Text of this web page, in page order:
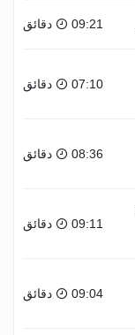
09:21 دقائق
07:10 دقائق
08:36 دقائق
09:11 دقائق
09:04 دقائق